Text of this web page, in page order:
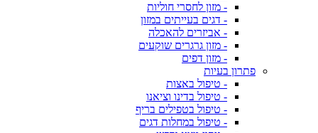
- מזון לחסרי חוליות
- דגים בעייתים במזון
- אביזרים להאכלה
- מזון גרגרים שוקעים
- מזון דפים
פתרון בעיות
- טיפול באצות
- טיפול בדינו וציאנו
- טיפול בטפילים בריף
- טיפול במחלות דגים